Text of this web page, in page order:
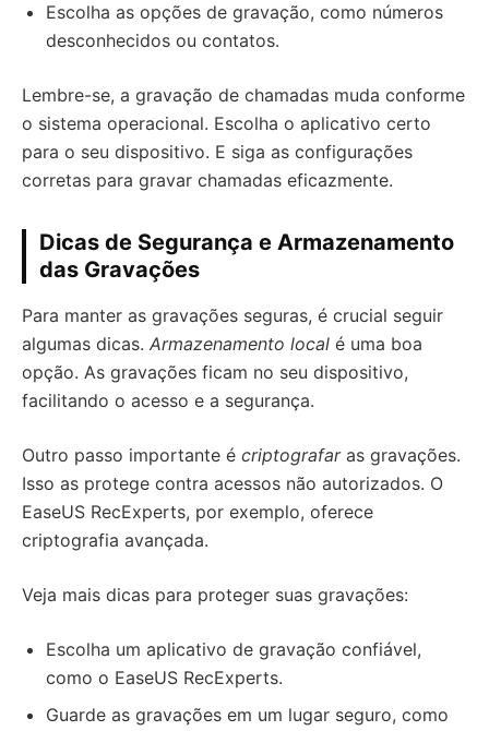
Escolha as opções de gravação, como números
desconhecidos ou contatos.
Lembre-se, a gravação de chamadas muda conforme
o sistema operacional. Escolha o aplicativo certo
para o seu dispositivo. E siga as configurações
corretas para gravar chamadas eficazmente.
Dicas de Segurança e Armazenamento
das Gravações
Para manter as gravações seguras, é crucial seguir
algumas dicas. Armazenamento local é uma boa
opção. As gravações ficam no seu dispositivo,
facilitando o acesso e a segurança.
Outro passo importante é criptografaras gravações.
Isso as protege contra acessos não autorizados. O
EaseUS RecExperts, por exemplo, oferece
criptografia avançada.
Veja mais dicas para proteger suas gravações:
Escolha um aplicativo de gravação confiável,
como o EaseUS RecExperts.
Guarde as gravações em um lugar seguro, como